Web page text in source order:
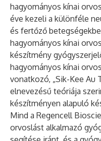
hagyományos kínai
éve kezeli a különféle
és fertőző
hagyományos kínai
készítmény
hagyományos kínai
vonatkozó, „Sik-Kee Au
elnevezésű teóriája
készítményen alapuló
Mind a Regencell
orvoslást alkalmazó